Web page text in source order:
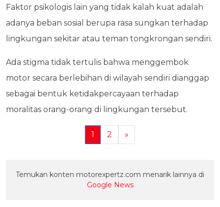
Faktor psikologis lain yang tidak kalah kuat adalah
adanya beban sosial berupa rasa sungkan terhadap
lingkungan sekitar atau teman tongkrongan sendiri.
Ada stigma tidak tertulis bahwa menggembok
motor secara berlebihan di wilayah sendiri dianggap
sebagai bentuk ketidakpercayaan terhadap
moralitas orang-orang di lingkungan tersebut.
1 2 »
Temukan konten motorexpertz.com menarik lainnya di
Google News